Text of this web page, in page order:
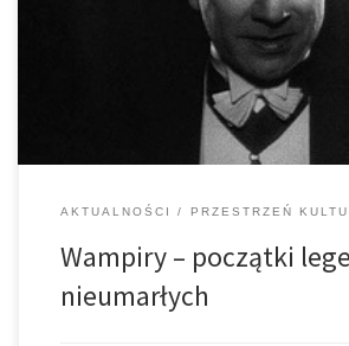
Cullena, hrabiego Draculę czy Niklausa
odpowiedź na to pytanie brzmi, tak? Po
porywających filmów i seriali o wampirach
AKTUALNOŚCI PRZESTRZEŃ
Wampiry – początki
nieumarłych